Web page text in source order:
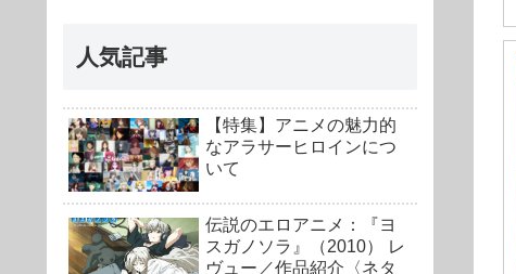
人気記事
【特集】アニメの魅力的
なアラサーヒロインにつ
いて
伝説のエロアニメ：『ヨ
スガノソラ』（2010） レ
ヴュー／作品紹介〈ネタ